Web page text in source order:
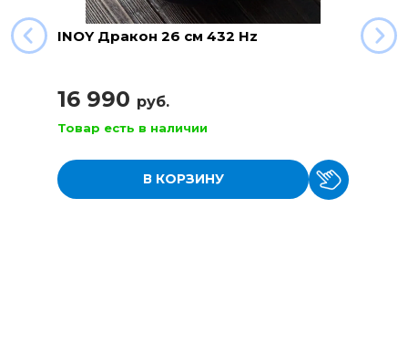
INOY Дракон 26 см 432 Hz
16 990 руб.
Товар есть в наличии
В КОРЗИНУ